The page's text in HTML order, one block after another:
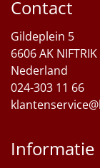
Particulier
Cadeaubon
Contact
Gildeplein 5
6606 AK
Nederland
024-303 11 66
Informatie